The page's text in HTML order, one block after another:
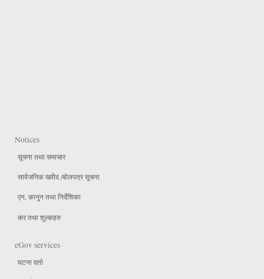
Notices
सूचना तथा समाचार
सार्वजनिक खरीद /बोलपत्र सूचना
एन, कानुन तथा निर्देशिका
कर तथा शुल्कहरु
eGov services
घटना दर्ता